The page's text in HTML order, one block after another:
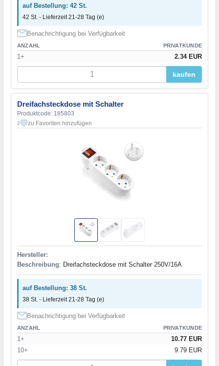
auf Bestellung: 42 St.
42 St. - Lieferzeit 21-28 Tag (e)
Benachrichtigung bei Verfügbarkeit
ANZAHL PRIVATKUNDE
1+ 2.34 EUR
kaufen
Dreifachsteckdose mit Schalter
Produktcode: 185803
2 zu Favoriten hinzufügen
Hersteller:
Beschreibung: Dreifachsteckdose mit Schalter 250V/16A
auf Bestellung: 38 St.
38 St. - Lieferzeit 21-28 Tag (e)
Benachrichtigung bei Verfügbarkeit
ANZAHL PRIVATKUNDE
1+
10.77 EUR
10+
9.79 EUR